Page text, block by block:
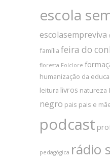
escola
escolasempreviva
família feira do
floresta Folclore
humanização da
leitura livros natureza
negro pais pais e
podcast
pedagógica rádio